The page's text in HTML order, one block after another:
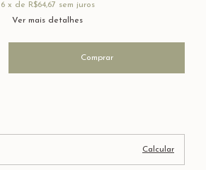
6 x de R$64,67 sem juros
Ver mais detalhes
Calcular